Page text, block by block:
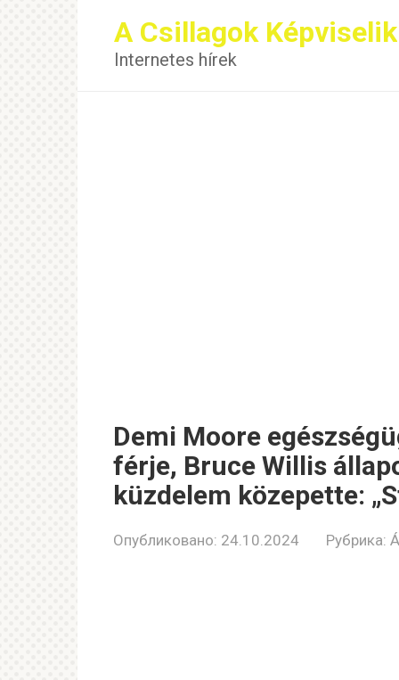
A Csillagok Képviselik
Internetes hírek
Demi Moore
férje, Bruce Willis
küzdelem közepette:
Опубликовано: 24.10.2024 Рубрика: